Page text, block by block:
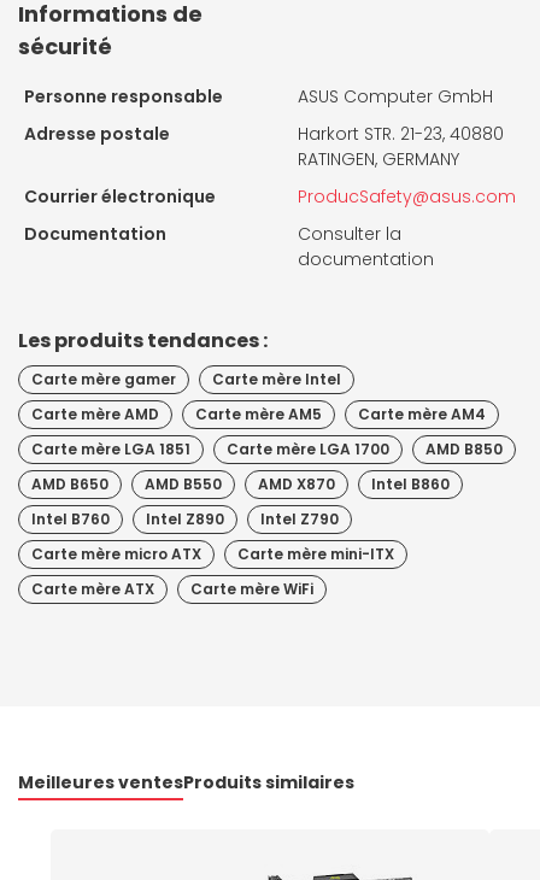
Informations de
sécurité
Personne responsable
ASUS Computer GmbH
Adresse postale
Harkort STR. 21-23, 40880
RATINGEN, GERMANY
Courrier électronique
ProducSafety@asus.com
Documentation
Consulter la
documentation
Les produits tendances :
Carte mère gamer
Carte mère Intel
Carte mère AMD
Carte mère AM5
Carte mère AM4
Carte mère LGA 1851
Carte mère LGA 1700
AMD B850
AMD B650
AMD B550 AMD X870
Intel B860
Intel B760
Intel Z890
Intel Z790
Carte mère micro ATX
Carte mère mini-ITX
Carte mère ATX
Carte mère WiFi
Meilleures ventesProduits similaires